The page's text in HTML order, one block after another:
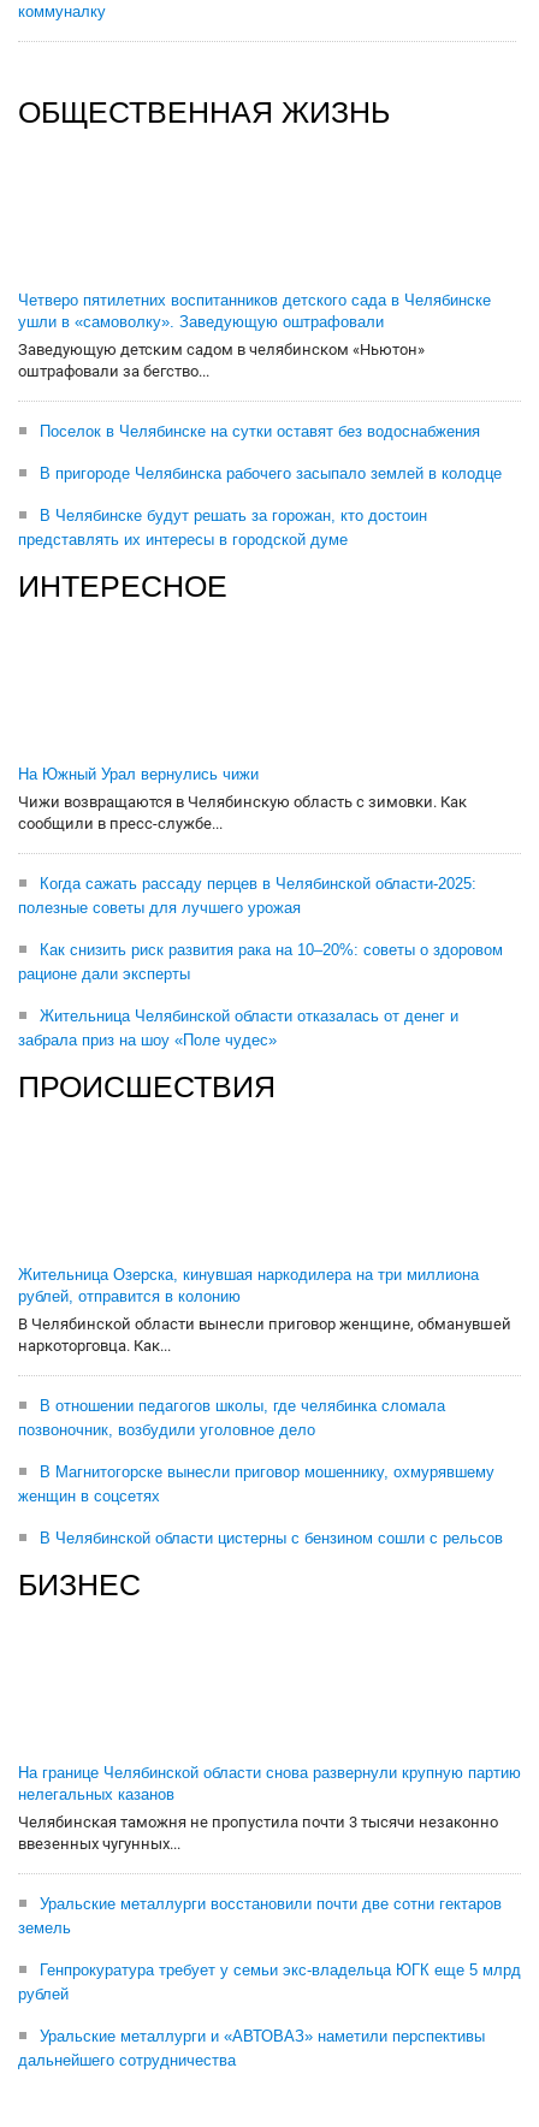
коммуналку
ОБЩЕСТВЕННАЯ ЖИЗНЬ
Четверо пятилетних воспитанников детского сада в Челябинске
ушли в «самоволку». Заведующую оштрафовали
Заведующую детским садом в челябинском «Ньютон»
оштрафовали за бегство...
Поселок в Челябинске на сутки оставят без водоснабжения
В пригороде Челябинска рабочего засыпало землей в колодце
В Челябинске будут решать за горожан, кто достоин
представлять их интересы в городской думе
ИНТЕРЕСНОЕ
На Южный Урал вернулись чижи
Чижи возвращаются в Челябинскую область с зимовки. Как
сообщили в пресс-службе...
Когда сажать рассаду перцев в Челябинской области-2025:
полезные советы для лучшего урожая
Как снизить риск развития рака на 10–20%: советы о здоровом
рационе дали эксперты
Жительница Челябинской области отказалась от денег и
забрала приз на шоу «Поле чудес»
ПРОИСШЕСТВИЯ
Жительница Озерска, кинувшая наркодилера на три миллиона
рублей, отправится в колонию
В Челябинской области вынесли приговор женщине, обманувшей
наркоторговца. Как...
В отношении педагогов школы, где челябинка сломала
позвоночник, возбудили уголовное дело
В Магнитогорске вынесли приговор мошеннику, охмурявшему
женщин в соцсетях
В Челябинской области цистерны с бензином сошли с рельсов
БИЗНЕС
На границе Челябинской области снова развернули крупную партию
нелегальных казанов
Челябинская таможня не пропустила почти 3 тысячи незаконно
ввезенных чугунных...
Уральские металлурги восстановили почти две сотни гектаров
земель
Генпрокуратура требует у семьи экс-владельца ЮГК еще 5 млрд
рублей
Уральские металлурги и «АВТОВАЗ» наметили перспективы
дальнейшего сотрудничества